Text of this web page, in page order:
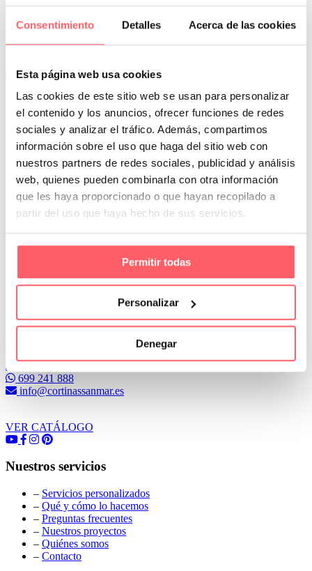
Consentimiento Detalles Acerca de las cookies
Esta página web usa cookies
Las cookies de este sitio web se usan para personalizar
el contenido y los anuncios, ofrecer funciones de redes
sociales y analizar el tráfico. Además, compartimos
información sobre el uso que haga del sitio web con
nuestros partners de redes sociales, publicidad y análisis
web, quienes pueden combinarla con otra información
que les haya proporcionado o que hayan recopilado a
partir del uso que haya hecho de sus servicios.
Permitir todas
Personalizar
Denegar
Por San Mar Trucos y consejos
17 Ene:Cortinas para baños
El baño, a menudo visto como un espacio puramente funcional, se
está convirtiendo en una extensión del estilo y la…
Conoce Cortinas Sanmar
c/ Madrid nº 87 Local 1 y 5 28970 Madrid
91 498 08 97
699 241 888
info@cortinassanmar.es
VER CATÁLOGO
Nuestros servicios
– Servicios personalizados
– Qué y cómo lo hacemos
– Preguntas frecuentes
– Nuestros proyectos
– Quiénes somos
– Contacto